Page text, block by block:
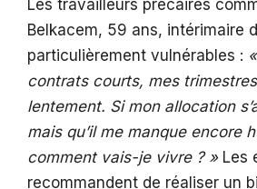
Les travailleurs précaires
Belkacem, 59 ans, intérimaire
particulièrement vulnérables :
contrats courts, mes
lentement. Si mon allocation
mais qu’il me manque encore
comment vais-je vivre ? »Les
recommandent de réaliser un